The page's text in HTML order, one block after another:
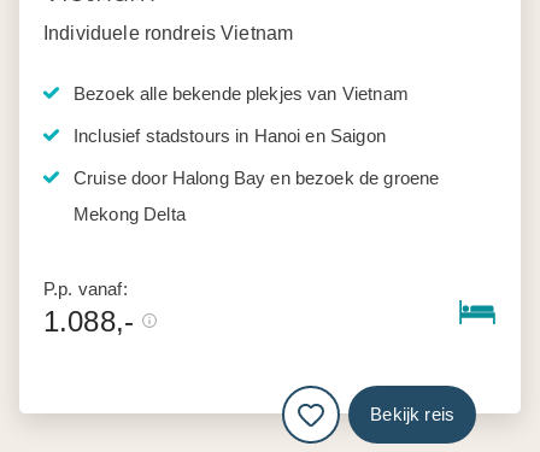
Individuele rondreis Vietnam
Bezoek alle bekende plekjes van Vietnam
Inclusief stadstours in Hanoi en Saigon
Cruise door Halong Bay en bezoek de groene
Mekong Delta
P.p. vanaf:
1.088,-
Bekijk reis